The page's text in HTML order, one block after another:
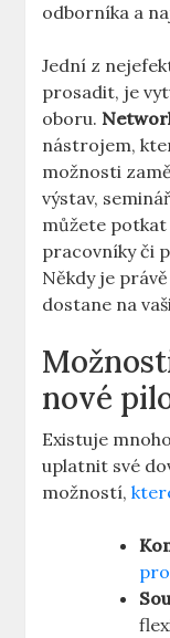
odborníka a⁣
Jední z
prosadit,⁢ je
oboru.
nástrojem,
možnosti⁢
výstav,⁤
můžete
pracovníky či
⁢Někdy je
dostane na
nové
Existuje
uplatnit své
možností,